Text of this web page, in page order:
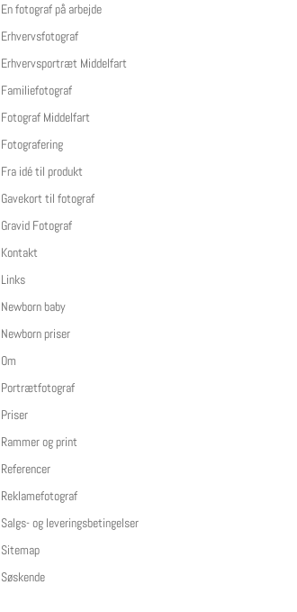
En fotograf på arbejde
Erhvervsfotograf
Erhvervsportræt Middelfart
Familiefotograf
Fotograf Middelfart
Fotografering
Fra idé til produkt
Gavekort til fotograf
Gravid Fotograf
Kontakt
Links
Newborn baby
Newborn priser
Om
Portrætfotograf
Priser
Rammer og print
Referencer
Reklamefotograf
Salgs- og leveringsbetingelser
Sitemap
Søskende